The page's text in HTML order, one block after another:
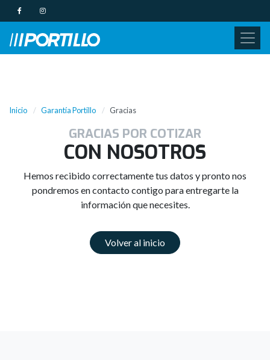
Inicio Garantía Portillo Gracias
GRACIAS POR COTIZAR
CON NOSOTROS
Hemos recibido correctamente tus datos y pronto nos
pondremos en contacto contigo para entregarte la
información que necesites.
Volver al inicio